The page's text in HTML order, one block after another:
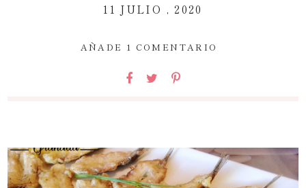
11 JULIO , 2020
AÑADE 1 COMENTARIO